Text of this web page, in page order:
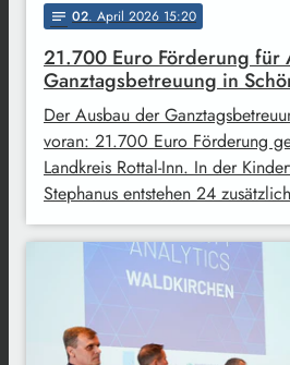
notes 02. April 2026 15:20
21.700 Euro Förderung für
Ganztagsbetreuung in
Der Ausbau der
voran: 21.700 Euro Förderung
Landkreis Rottal-Inn. In der
Stephanus entstehen 24